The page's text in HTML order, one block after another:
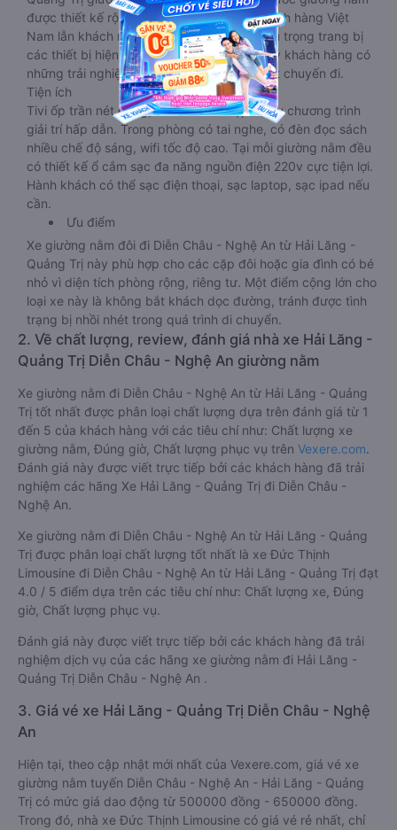
được thiết kế rộng hơn, phù hợp với cả khách hàng Việt
Nam lẫn khách nước ngoài. Nhà xe vẫn chú trọng trang bị
các thiết bị hiện đại nhằm đảm bảo cho quý khách hàng có
những trải nghiệm thoải mái nhất trong suốt chuyến đi.
Tiện ích
Tivi ốp trần nét cứng, đầu HD tích hợp nhiều chương trình
giải trí hấp dẫn. Trong phòng có tai nghe, có đèn đọc sách
nhiều chế độ sáng, wifi tốc độ cao. Tại mỗi giường nằm đều
có thiết kế ổ cắm sạc đa năng nguồn điện 220v cực tiện lợi.
Hành khách có thể sạc điện thoại, sạc laptop, sạc ipad nếu
cần.
Ưu điểm
Xe giường nằm đôi đi Diễn Châu - Nghệ An từ Hải Lăng -
Quảng Trị này phù hợp cho các cặp đôi hoặc gia đình có bé
nhỏ vì diện tích phòng rộng, riêng tư. Một điểm cộng lớn cho
loại xe này là không bắt khách dọc đường, tránh được tình
trạng bị nhồi nhét trong quá trình di chuyển.
2. Về chất lượng, review, đánh giá nhà xe Hải Lăng -
Quảng Trị Diễn Châu - Nghệ An giường nằm
Xe giường nằm đi Diễn Châu - Nghệ An từ Hải Lăng - Quảng
Trị tốt nhất được phân loại chất lượng dựa trên đánh giá từ 1
đến 5 của khách hàng với các tiêu chí như: Chất lượng xe
giường nằm, Đúng giờ, Chất lượng phục vụ trên Vexere.com.
Đánh giá này được viết trực tiếp bởi các khách hàng đã trải
nghiệm các hãng Xe Hải Lăng - Quảng Trị đi Diễn Châu -
Nghệ An.
Xe giường nằm đi Diễn Châu - Nghệ An từ Hải Lăng - Quảng
Trị được phân loại chất lượng tốt nhất là xe Đức Thịnh
Limousine đi Diễn Châu - Nghệ An từ Hải Lăng - Quảng Trị đạt
4.0 / 5 điểm dựa trên các tiêu chí như: Chất lượng xe, Đúng
giờ, Chất lượng phục vụ.
Đánh giá này được viết trực tiếp bởi các khách hàng đã trải
nghiệm dịch vụ của các hãng xe giường nằm đi Hải Lăng -
Quảng Trị Diễn Châu - Nghệ An .
3. Giá vé xe Hải Lăng - Quảng Trị Diễn Châu - Nghệ
An
Hiện tại, theo cập nhật mới nhất của Vexere.com, giá vé xe
giường nằm tuyến Diễn Châu - Nghệ An - Hải Lăng - Quảng
Trị có mức giá dao động từ 500000 đồng - 650000 đồng.
Trong đó, nhà xe Đức Thịnh Limousine có giá vé rẻ nhất, chỉ